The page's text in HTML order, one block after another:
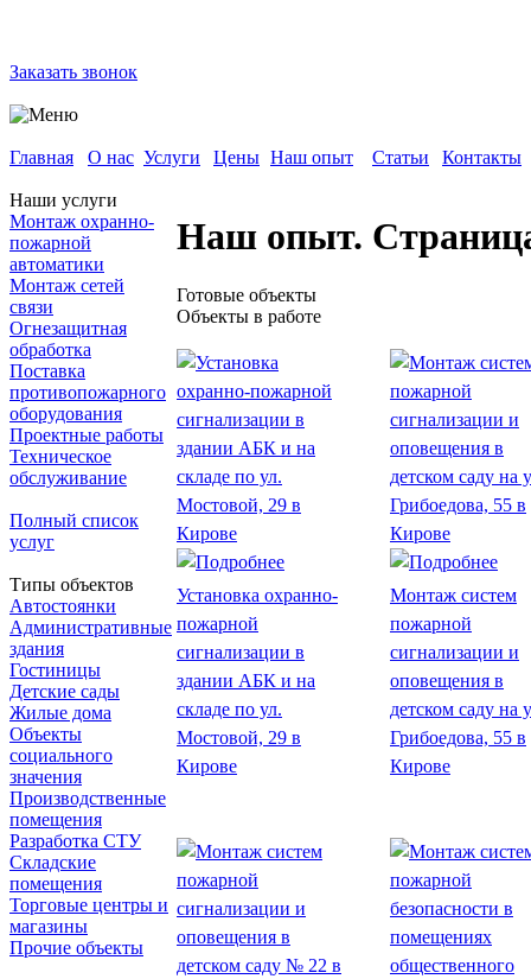
Заказать звонок
Главная О нас Услуги Цены Наш опыт Статьи Контакты
Наши услуги
Монтаж охранно-
пожарной
автоматики
Монтаж сетей
связи
Огнезащитная
обработка
Поставка
противопожарного
оборудования
Проектные работы
Техническое
обслуживание
Полный список
услуг
Типы объектов
Автостоянки
Административные
здания
Гостиницы
Детские сады
Жилые дома
Объекты
социального
значения
Производственные
помещения
Разработка СТУ
Складские
помещения
Торговые центры и
магазины
Прочие объекты
Наш опыт.
Готовые объекты
Объекты в работе
Установка охранно-
пожарной
сигнализации в
здании АБК и на
складе по ул.
Мостовой, 29 в
Кирове
Монтаж систем
пожарной
сигнализации и
оповещения в
детском саду на
Грибоедова, 55 в
Кирове